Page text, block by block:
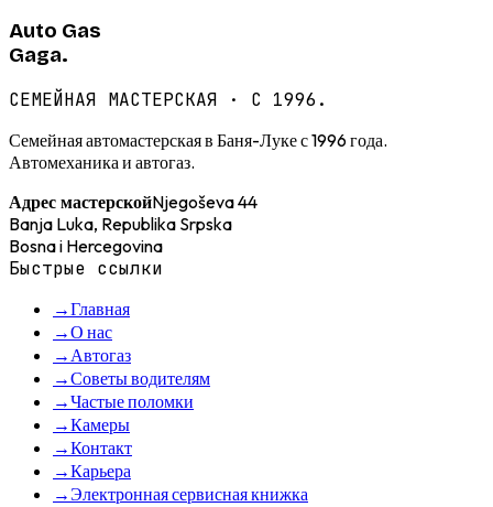
Auto Gas
Gaga.
СЕМЕЙНАЯ МАСТЕРСКАЯ · С 1996.
Семейная автомастерская в Баня-Луке с 1996 года.
Автомеханика и автогаз.
Адрес мастерскойNjegoševa 44
Banja Luka, Republika Srpska
Bosna i Hercegovina
Быстрые ссылки
→Главная
→О нас
→Автогаз
→Советы водителям
→Частые поломки
→Камеры
→Контакт
→Карьера
→Электронная сервисная книжка